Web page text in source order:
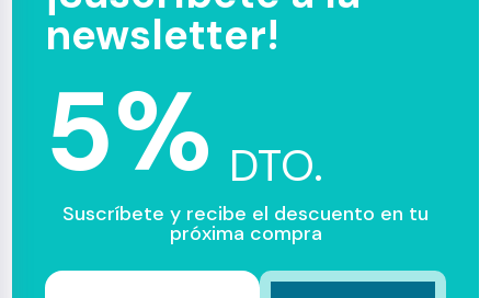
newsletter!
5% DTO.
Suscríbete y recibe el descuento en tu
próxima compra